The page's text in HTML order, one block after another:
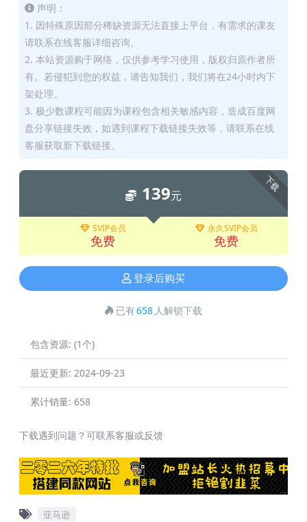
声明：
1. 因特殊原因部分稀缺资源无法直接上平台，有需求的课友
请联系在线客服详细咨询。
2. 本站资源购于网络，仅供参考学习使用，版权归原作者所
有。若侵犯到您的权益，请告知我们，我们将在24小时内下
架处理。
3. 极少数课程可能因为课程包含相关敏感内容，造成百度网
盘分享链接失效，如遇到课程下载链接失效等，请联系在线
客服获取新下载链接。
下载
139元
SVIP会员
免费
永久SVIP会员
免费
登录后购买
已有658 人解锁下载
包含资源: (1个)
最近更新: 2024-09-23
累计销量: 658
下载遇到问题？可联系客服或反馈
亚马逊